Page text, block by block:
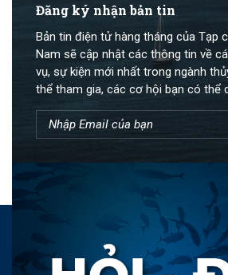
men giá thể rắn (SSF) và
enzyme ngoại sinh là một
trong số đó.
Đăng ký nhận bản tin
Bản tin điện tử hàng tháng của Tạp
Nam sẽ cập nhật các thông tin về
vụ, sự kiện mới nhất trong ngành
thể tham gia, các cơ hội bạn có thể